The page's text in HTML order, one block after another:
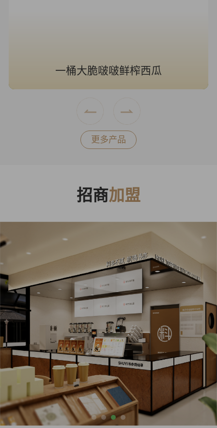
海风青柠冰奶
更多产品
招商加盟